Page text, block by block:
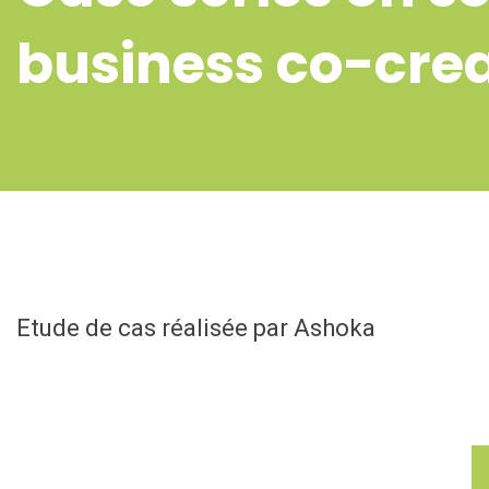
business co-
Etude de cas réalisée par Ashoka